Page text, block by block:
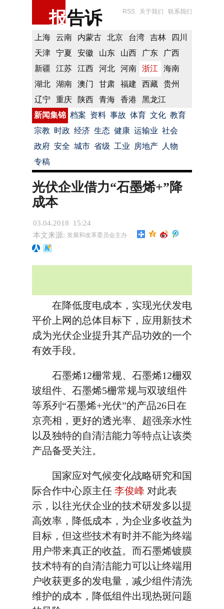
报告诉 RSS 关于我们 联系我们
上海 云南 内蒙古 北京 台湾 吉林
四川
天津
宁夏 安徽 山东 山西 广东
广西
新疆
江苏 江西 河北 河南 浙江
海南
湖北
湖南 澳门 甘肃 福建 西藏
贵州
辽宁
重庆 陕西 青海 香港
黑龙江
新闻集锦 档案 资料 事故 体育 文化 教育
宗教 时政 经济 生态 健康 运输业 社会
政府 安全 城市 省级 工业 房地产
人物
专稿
光伏企业借力“石墨烯+”降
成本
03.04.2018 15:24
本文来源: 发展和改革委员会主办
在降低度电成本，实现光伏发电
平价上网的总体目标下，应用新技术
成为光伏企业提升其产品功效的一个
有效手段。
石墨烯12栅常规、石墨烯12栅双
玻组件、石墨烯5栅常规与双玻组件
等系列“石墨烯+光伏”的产品26日在
京亮相，更好的透光率、超强亲水性
以及独特的自清洁能力等特点让该类
产品备受关注。
国家应对气候变化战略研究和国
际合作中心原主任 李俊峰 对此表
示，以往光伏企业的技术研发多以提
高效率，降低成本，为企业多收益为
目标，但这些技术有时并不能为终端
用户带来真正的收益。而石墨烯镀膜
技术特有的自清洁能力可以让终端用
户收获更多的发电量，减少组件清洗
维护的成本，降低组件出现热斑问题